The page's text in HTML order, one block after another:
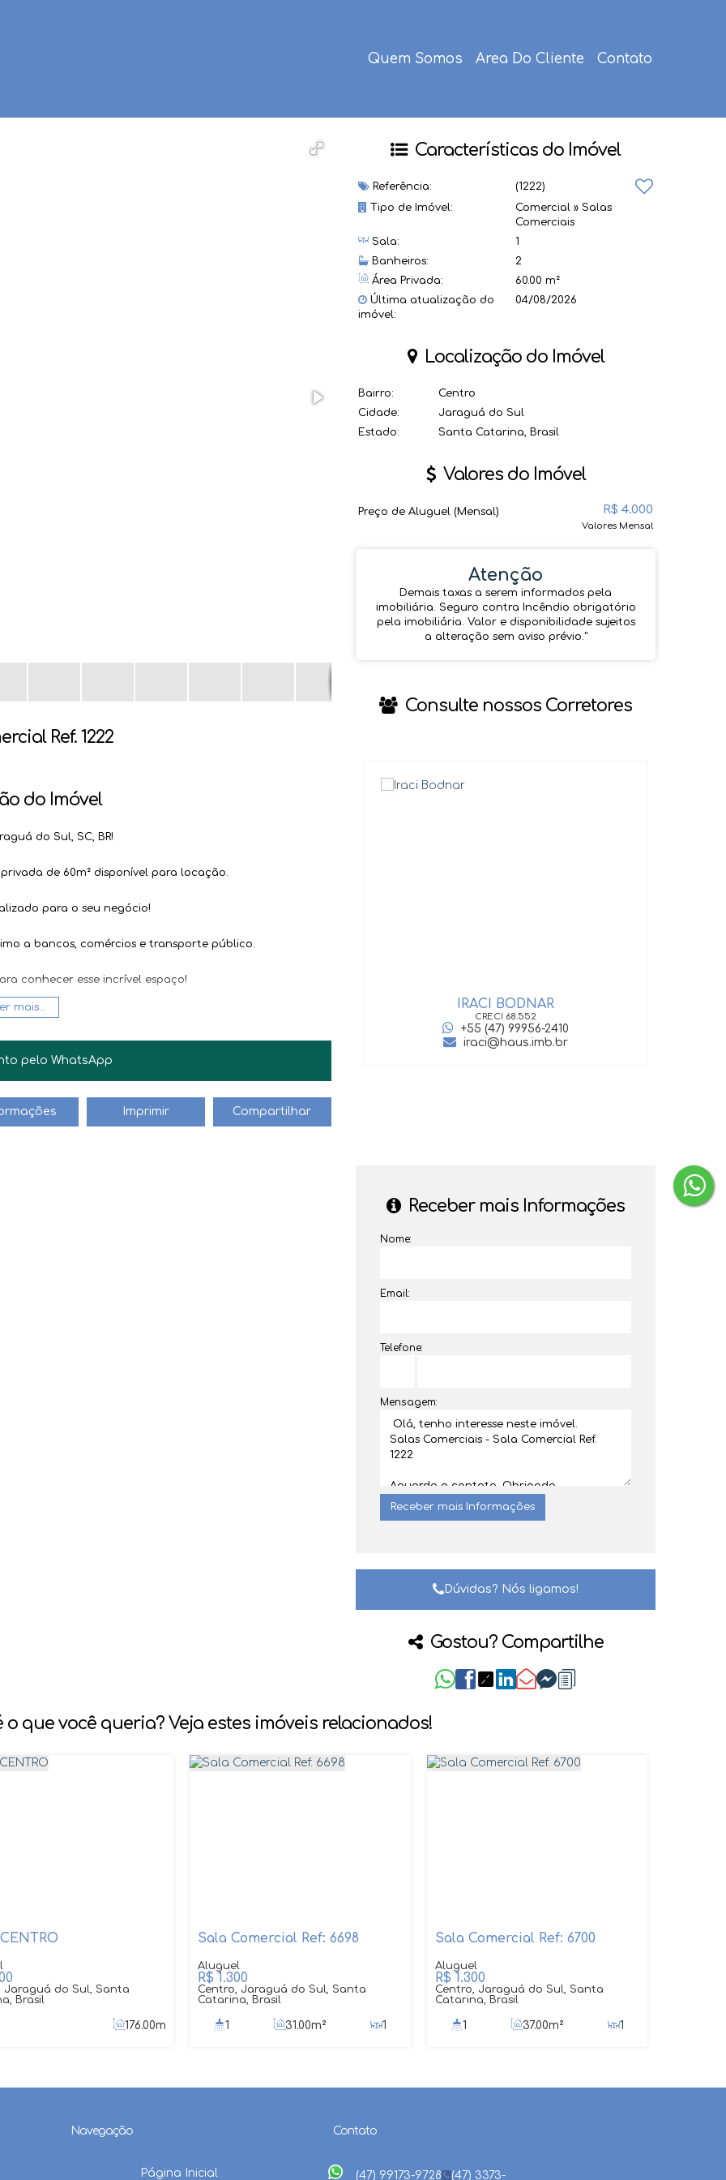
Quem Somos Area Do Cliente Contato
Ref. 1222
do Imóvel
do Sul, SC, BR!
de 60m² disponível para locação.
para o seu negócio!
a bancos, comércios e transporte público.
conhecer esse incrível espaço!
de expandir o seu negócio em um ambiente
mais...
pelo WhatsApp
Imprimir Compartilhar
Características do Imóvel
Referência:
(1222)
Tipo de Imóvel:
Comercial » Salas
Comerciais
Sala:
1
Banheiros:
2
Área Privada:
60.00 m²
Última atualização do
imóvel:
04/08/2026
Localização do Imóvel
Bairro:
Centro
Cidade:
Jaraguá do Sul
Estado:
Santa Catarina, Brasil
Valores do Imóvel
R$ 4.000
Preço de Aluguel (Mensal)
Valores Mensal
Atenção
Demais taxas a serem informados pela
imobiliária. Seguro contra Incêndio obrigatório
pela imobiliária. Valor e disponibilidade sujeitos
a alteração sem aviso prévio.''
Consulte nossos Corretores
jair@haus.imb.br
IRACI BODNAR
CRECI 68.552
+55 (47) 99956-2410
iraci@haus.imb.br
Receber mais Informações
Nome:
Email:
Telefone:
Mensagem:
Dúvidas? Nós ligamos!
Gostou? Compartilhe
o que você queria? Veja estes imóveis relacionados!
Jaraguá do Sul, Santa
Brasil
176.00m²
Sala Comercial Ref: 6698
R$ 1.300
Centro, Jaraguá do Sul, Santa
Catarina, Brasil
1 31.00m² 1
Sala Comercial Ref: 6700
R$ 1.300
Centro, Jaraguá do Sul, Santa
Catarina, Brasil
1 37.00m² 1
Navegação
Página Inicial
Contato
(47) 99173-9728 (47) 3373-